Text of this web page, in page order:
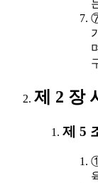
제 2 장
제 5